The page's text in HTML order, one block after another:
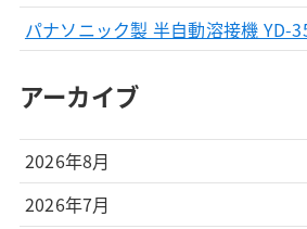
パナソニック製 半自動溶接機 YD-
アーカイブ
2026年8月
2026年7月